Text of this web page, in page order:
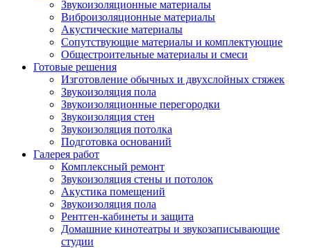
Звукоизоляционные материалы
Виброизоляционные материалы
Акустические материалы
Сопутствующие материалы и комплектующие
Общестроительные материалы и смеси
Готовые решения
Изготовление обычных и двухслойных стяжек
Звукоизоляция пола
Звукоизоляционные перегородки
Звукоизоляция стен
Звукоизоляция потолка
Подготовка оснований
Галерея работ
Комплексный ремонт
Звукоизоляция стены и потолок
Акустика помещений
Звукоизоляция пола
Рентген-кабинеты и защита
Домашние кинотеатры и звукозаписывающие
студии